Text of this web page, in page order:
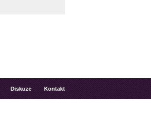
Diskuze Kontakt